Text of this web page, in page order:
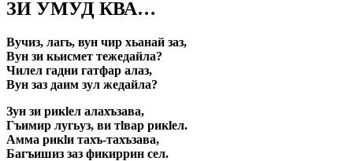
ЗИ УМУД КВА…
Вучиз, лагь, вун чир хьанай заз,
Вун зи кьисмет тежедайла?
Чилел гадни гатфар алаз,
Вун заз даим зул жедайла?
Зун зи рикlел алахъзава,
Гъимир лугьуз, ви тlвар рикlел.
Амма рикlи тахъ-тахъзава,
Багъишиз заз фикиррин сел.